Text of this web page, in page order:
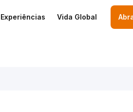
Experiências Vida Global